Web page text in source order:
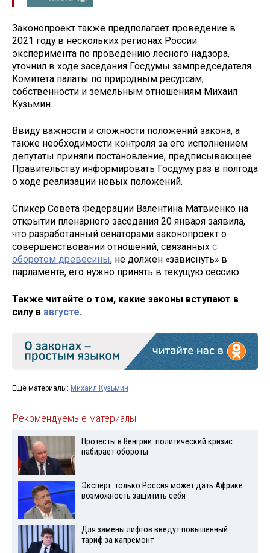
Законопроект также предполагает проведение в
2021 году в нескольких регионах России
эксперимента по проведению лесного надзора,
уточнил в ходе заседания Госдумы зампредседателя
Комитета палаты по природным ресурсам,
собственности и земельным отношениям Михаил
Кузьмин.
Ввиду важности и сложности положений закона, а
также необходимости контроля за его исполнением
депутаты приняли постановление, предписывающее
Правительству информировать Госдуму раз в полгода
о ходе реализации новых положений.
Спикер Совета Федерации Валентина Матвиенко на
открытии пленарного заседания 20 января заявила,
что разработанный сенаторами законопроект о
совершенствовании отношений, связанных с
оборотом древесины, не должен «зависнуть» в
парламенте, его нужно принять в текущую сессию.
Также читайте о том, какие законы вступают в
силу в августе.
Ещё материалы: Михаил Кузьмин
Рекомендуемые материалы
Протесты в Венгрии: политический кризис
набирает обороты
Эксперт: только Россия может дать Африке
возможность защитить себя
Для замены лифтов введут повышенный
тариф за капремонт